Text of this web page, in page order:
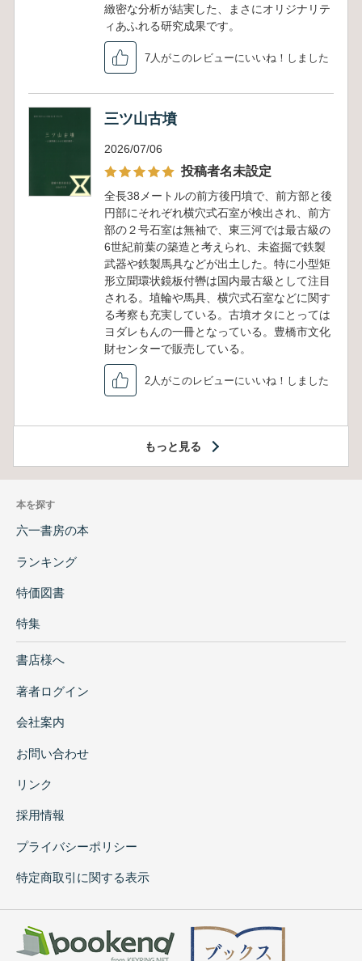
緻密な分析が結実した、まさにオリジナリテ
ィあふれる研究成果です。
7人がこのレビューにいいね！しました
三ツ山古墳
2026/07/06
投稿者名未設定
全長38メートルの前方後円墳で、前方部と後
円部にそれぞれ横穴式石室が検出され、前方
部の２号石室は無袖で、東三河では最古級の
6世紀前葉の築造と考えられ、未盗掘で鉄製
武器や鉄製馬具などが出土した。特に小型矩
形立聞環状鏡板付轡は国内最古級として注目
される。埴輪や馬具、横穴式石室などに関す
る考察も充実している。古墳オタにとっては
ヨダレもんの一冊となっている。豊橋市文化
財センターで販売している。
2人がこのレビューにいいね！しました
もっと見る
本を探す
六一書房の本
ランキング
特価図書
特集
書店様へ
著者ログイン
会社案内
お問い合わせ
リンク
採用情報
プライバシーポリシー
特定商取引に関する表示